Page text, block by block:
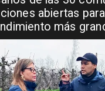
abiertas
más